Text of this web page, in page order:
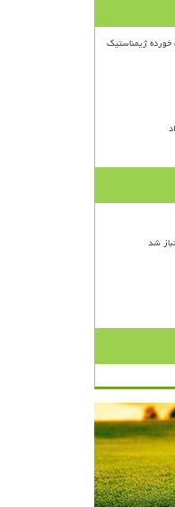
ژیمناستیک
شد